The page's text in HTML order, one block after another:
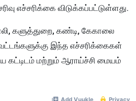
எச்சரிக்கை விடுக்கப்பட்டுள்ளது.
களுத்துறை, கண்டி, கேகாலை
இந்த எச்சரிக்கைகள்
கட்டிடம் மற்றும் ஆராய்ச்சி மையம்